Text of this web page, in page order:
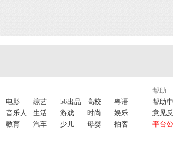
电影 综艺 56出品 高校
粤语
音乐人 生活 游戏 时尚
娱乐
教育 汽车 少儿 母婴 拍客
帮助
帮助
意见
平台